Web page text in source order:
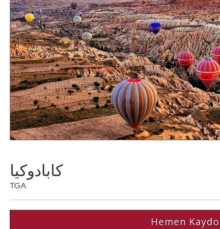
كابادوكيا
TGA
Hemen